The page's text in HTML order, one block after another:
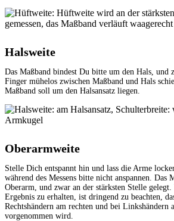
Halsweite
Das Maßband bindest Du bitte um den Hals, und
Finger mühelos zwischen Maßband und Hals
Maßband soll um den Halsansatz liegen.
Oberarmweite
Stelle Dich entspannt hin und lass die Arme
während des Messens bitte nicht anspannen. Das
Oberarm, und zwar an der stärksten Stelle
Ergebnis zu erhalten, ist dringend zu beachten,
Rechtshändern am rechten und bei Linkshändern
vorgenommen wird.